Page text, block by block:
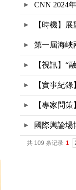
CNN 2024
【時機】
第一屆海峽
【視訊】“
【實事紀
文
【專家問
國際輿論場
會
共 109 条记录 1